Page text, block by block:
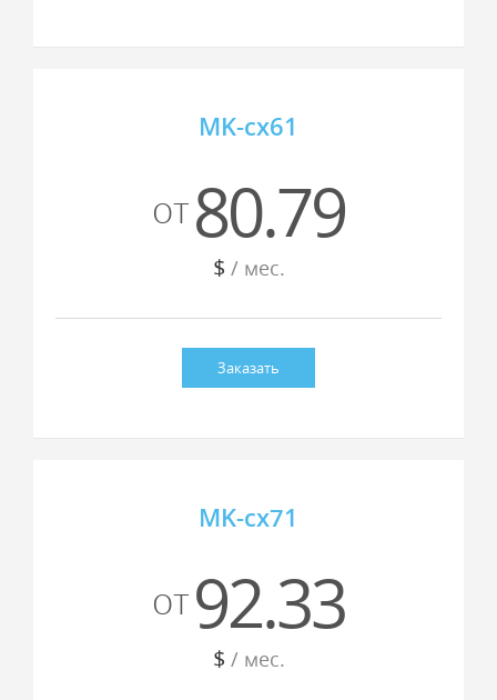
MK-cx61
от80.79
$ / мес.
Заказать
MK-cx71
от92.33
$ / мес.